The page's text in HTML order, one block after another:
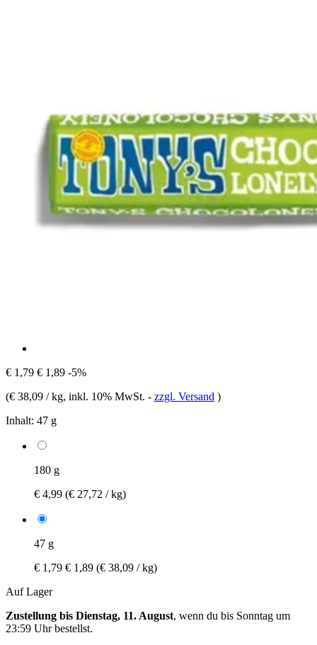
€ 1,79 € 1,89 -5%
(€ 38,09 / kg, inkl. 10% MwSt. - zzgl. Versand )
Inhalt: 47 g
180 g
€ 4,99 (€ 27,72 / kg)
47 g
€ 1,79 € 1,89 (€ 38,09 / kg)
Auf Lager
Zustellung bis Dienstag, 11. August, wenn du bis Sonntag um
23:59 Uhrbestellst.